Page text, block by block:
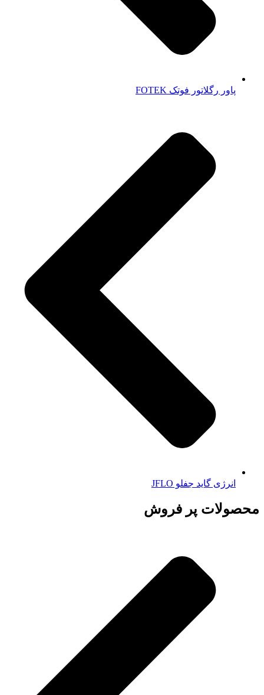
پاور رگلاتور فوتک FOTEK
انرژی گاید جفلو JFLO
محصولات پر فروش